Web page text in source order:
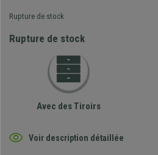
Rupture de stock
Rupture de stock
Avec des Tiroirs
Voir description détaillée